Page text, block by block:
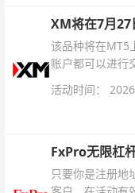
XM将在7月27
该品种将在MT5
账户都可以进行
活动时间：
FxPro无限杠
只要你是注册地